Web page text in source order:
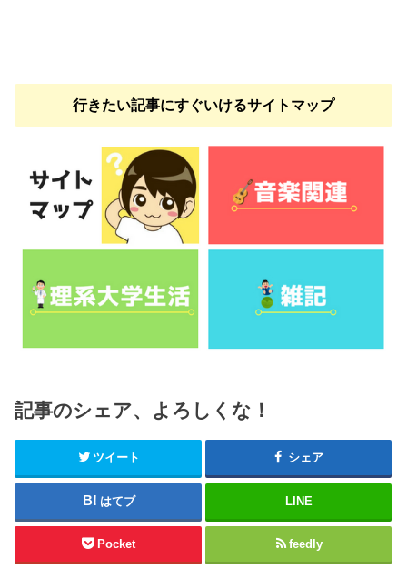
行きたい記事にすぐいけるサイトマップ
記事のシェア、よろしくな！
ツイート シェア
はてブ LINE
Pocket feedly